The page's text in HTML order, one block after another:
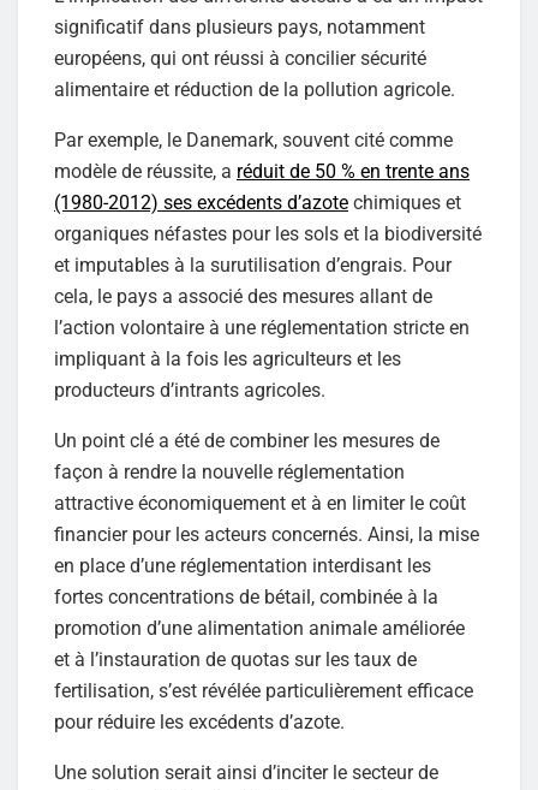
significatif dans plusieurs pays, notamment
européens, qui ont réussi à concilier sécurité
alimentaire et réduction de la pollution agricole.
Par exemple, le Danemark, souvent cité comme
modèle de réussite, a réduit de 50 % en trente ans
(1980-2012) ses excédents d’azote chimiques et
organiques néfastes pour les sols et la biodiversité
et imputables à la surutilisation d’engrais. Pour
cela, le pays a associé des mesures allant de
l’action volontaire à une réglementation stricte en
impliquant à la fois les agriculteurs et les
producteurs d’intrants agricoles.
Un point clé a été de combiner les mesures de
façon à rendre la nouvelle réglementation
attractive économiquement et à en limiter le coût
financier pour les acteurs concernés. Ainsi, la mise
en place d’une réglementation interdisant les
fortes concentrations de bétail, combinée à la
promotion d’une alimentation animale améliorée
et à l’instauration de quotas sur les taux de
fertilisation, s’est révélée particulièrement efficace
pour réduire les excédents d’azote.
Une solution serait ainsi d’inciter le secteur de